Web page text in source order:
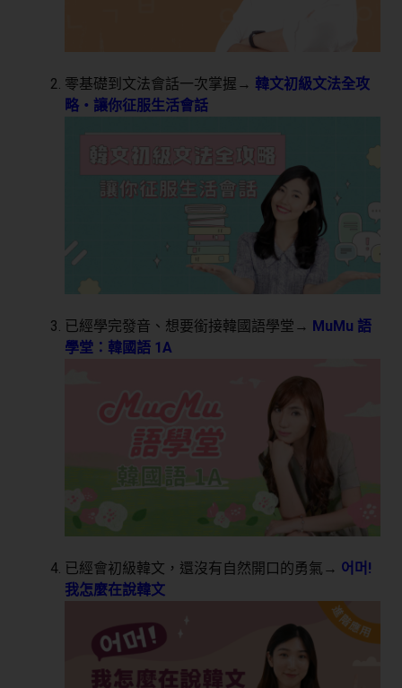
零基礎到文法會話一次掌握→ 韓文初級文法全攻
略・讓你征服生活會話
已經學完發音、想要銜接韓國語學堂→ MuMu 語
學堂：韓國語 1A
已經會初級韓文，還沒有自然開口的勇氣→ 어머!
我怎麼在說韓文